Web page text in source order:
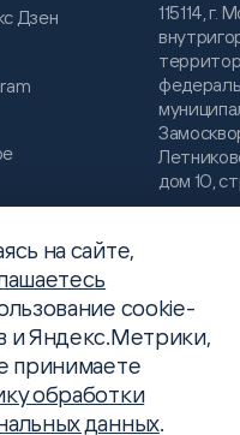
115114, г.
дом 10,
(499)
Дзен
на сайте,
cookie-
и Яндекс.Метрики,
принимаете
обработки
данных.